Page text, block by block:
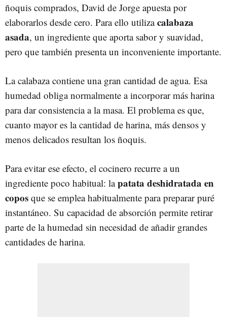
ñoquis comprados, David de Jorge apuesta por
elaborarlos desde cero. Para ello utilizacalabaza
asada, un ingrediente que aporta sabor y suavidad,
pero que también presenta un inconveniente importante.
La calabaza contiene una gran cantidad de agua. Esa
humedad obliga normalmente a incorporar más harina
para dar consistencia a la masa. El problema es que,
cuanto mayor es la cantidad de harina, más densos y
menos delicados resultan los ñoquis.
Para evitar ese efecto, el cocinero recurre a un
ingrediente poco habitual: lapatata deshidratada en
copos que se emplea habitualmente para preparar puré
instantáneo. Su capacidad de absorción permite retirar
parte de la humedad sin necesidad de añadir grandes
cantidades de harina.